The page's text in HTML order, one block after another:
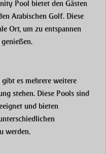
Pool bietet den Gästen
Arabischen Golf. Diese
Ort, um zu entspannen
es mehrere weitere
stehen. Diese Pools sind
und bieten
werden.